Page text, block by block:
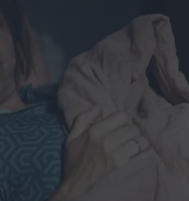
EN SU ESTRATEGIA
Y SUPERA AL MÓVIL COMO DISPOSITIVO MÁS UTILIZADO
GLOBAL
EN CORNETTO, CALIPPO Y SOLERO
SUS RELACIONES CON LOS MEDIOS
CAMPAÑA INTERNACIONAL